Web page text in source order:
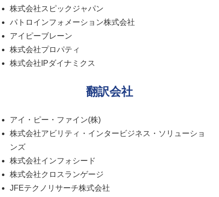
株式会社スピックジャパン
パトロインフォメーション株式会社
アイピーブレーン
株式会社プロパティ
株式会社IPダイナミクス
翻訳会社
アイ・ピー・ファイン(株)
株式会社アビリティ・インタービジネス・ソリューショ
ンズ
株式会社インフォシード
株式会社クロスランゲージ
JFEテクノリサーチ株式会社